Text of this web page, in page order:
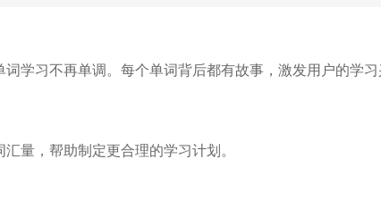
学习不再单调。每个单词背后都有故事，激发用户的学
量，帮助制定更合理的学习计划。